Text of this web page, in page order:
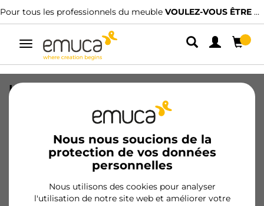
Pour tous les professionnels du meuble VOULEZ-VOUS ÊTRE CLIENT ?
Alterner
navigation
Nous nous soucions de la
protection de vos données
personnelles
Nous utilisons des cookies pour analyser
l'utilisation de notre site web et améliorer votre
Kit de Lader kit d'étagères avec cadre
et étagères, hauteur 1150mm, Acier,
Peint noir et Bois
4450214/EAN 8432393275116